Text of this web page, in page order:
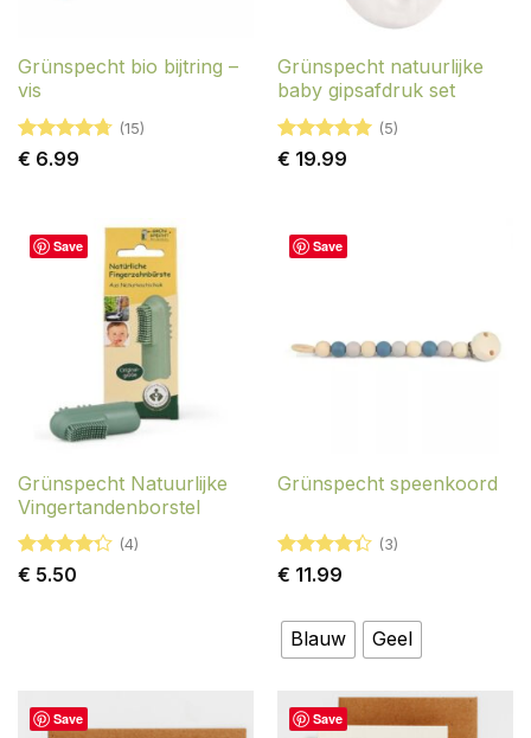
Grünspecht bio bijtring –
vis
Gewaardeerd
(15)
€ 6.99
Grünspecht natuurlijke
baby gipsafdruk set
Gewaardeerd
(5)
€ 19.99
Save
Grünspecht Natuurlijke
Vingertandenborstel
Gewaardeerd
(4)
€ 5.50
Save
Grünspecht speenkoord
Gewaardeerd
(3)
€ 11.99
Blauw Geel
Save Save